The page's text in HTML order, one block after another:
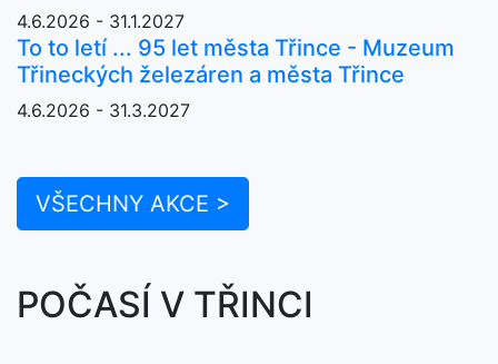
4.6.2026 - 31.1.2027
To to letí ... 95 let města Třince - Muzeum
Třineckých železáren a města Třince
4.6.2026 - 31.3.2027
VŠECHNY AKCE >
POČASÍ V TŘINCI